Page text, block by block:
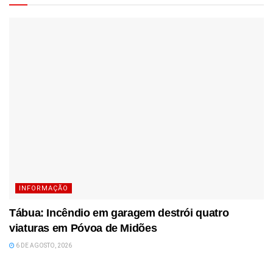
INFORMAÇÃO
Tábua: Incêndio em garagem destrói quatro
viaturas em Póvoa de Midões
6 DE AGOSTO, 2026